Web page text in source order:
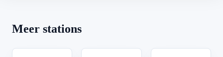
Meer stations